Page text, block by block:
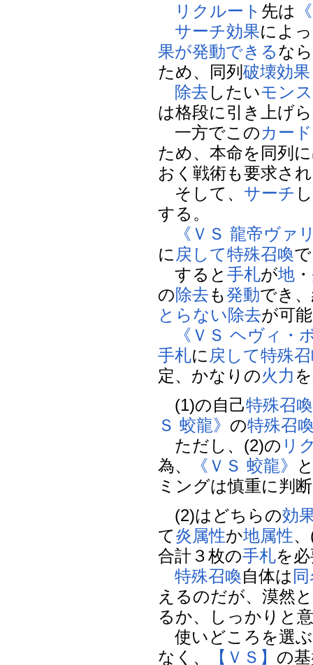
リクルート 先は
サーチ効果によ
果が発動できるな
ため、同列破壊効果
除去 したいモン
は格段に引き上げ
一方でこのカード
ため、本命を同列
おく戦術も要求さ
そして、 サーチ
する。
《ＶＳ 龍帝ヴァ
に 戻して特殊召喚
すると手札が地 ・
の除去も発動でき
とらない除去が可
《ＶＳ ヘヴィ・
手札に 戻して特殊
定、かなりの火力
(1)の自己特殊召喚
Ｓ 蛟龍》 の特殊召
ただし、(2)の リ
為、
《ＶＳ 蛟龍》
ミングは慎重に判
(2)はどちらの効
て炎属性か地属性
合計３枚の手札を
特殊召喚自体は
えるのだが、漠然
るか、しっかりと
使いどころを選
なく、
【ＶＳ】 の